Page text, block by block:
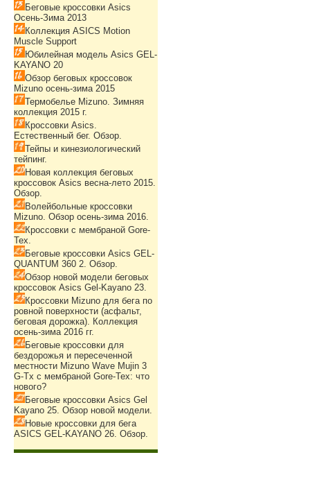
Беговые кроссовки Asics
Осень-Зима 2013
Коллекция ASICS Motion
Muscle Support
Юбилейная модель Asics GEL-
KAYANO 20
Обзор беговых кроссовок
Mizuno осень-зима 2015
Термобелье Mizuno. Зимняя
коллекция 2015 г.
Кроссовки Asics.
Естественный бег. Обзор.
Тейпы и кинезиологический
тейпинг.
Новая коллекция беговых
кроссовок Asics весна-лето 2015.
Обзор.
Волейбольные кроссовки
Mizuno. Обзор осень-зима 2016.
Кроссовки с мембраной Gore-
Tex.
Беговые кроссовки Asics GEL-
QUANTUM 360 2. Обзор.
Обзор новой модели беговых
кроссовок Asics Gel-Kayano 23.
Кроссовки Mizuno для бега по
ровной поверхности (асфальт,
беговая дорожка). Коллекция
осень-зима 2016 гг.
Беговые кроссовки для
бездорожья и пересеченной
местности Mizuno Wave Mujin 3
G-Tx с мембраной Gore-Tex: что
нового?
Беговые кроссовки Asics Gel
Kayano 25. Обзор новой модели.
Новые кроссовки для бега
ASICS GEL-KAYANO 26. Обзор.